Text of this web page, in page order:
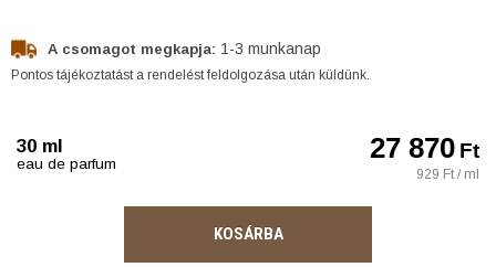
A csomagot megkapja: 1-3 munkanap
Pontos tájékoztatást a rendelést feldolgozása után küldünk.
30 ml
eau de parfum 27 870Ft
929 Ft / ml
KOSÁRBA